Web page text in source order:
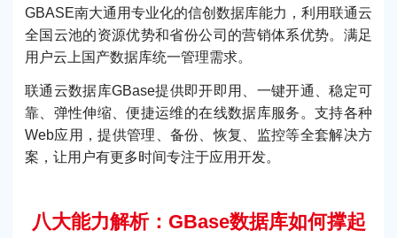
GBASE南大通用专业化的信创数据库能力，利用联通云
全国云池的资源优势和省份公司的营销体系优势。满足
用户云上国产数据库统一管理需求。
联通云数据库GBase提供即开即用、一键开通、稳定可
靠、弹性伸缩、便捷运维的在线数据库服务。支持各种
Web应用，提供管理、备份、恢复、监控等全套解决方
案，让用户有更多时间专注于应用开发。
八大能力解析：GBase数据库如何撑起